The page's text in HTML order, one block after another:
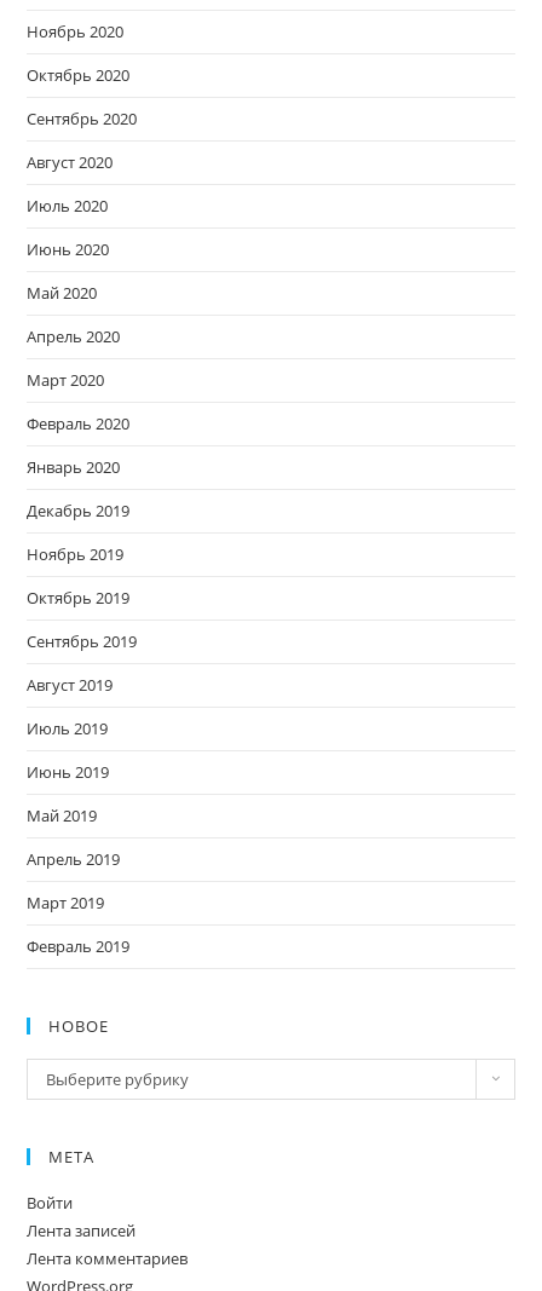
Ноябрь 2020
Октябрь 2020
Сентябрь 2020
Август 2020
Июль 2020
Июнь 2020
Май 2020
Апрель 2020
Март 2020
Февраль 2020
Январь 2020
Декабрь 2019
Ноябрь 2019
Октябрь 2019
Сентябрь 2019
Август 2019
Июль 2019
Июнь 2019
Май 2019
Апрель 2019
Март 2019
Февраль 2019
НОВОЕ
Новое
Выберите рубрику
МЕТА
Войти
Лента записей
Лента комментариев
WordPress.org